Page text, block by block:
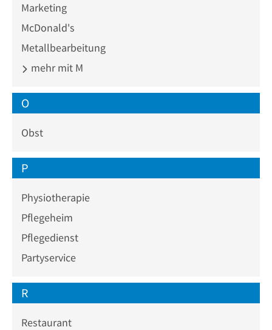
Marketing
McDonald's
Metallbearbeitung
mehr mit M
O
Obst
P
Physiotherapie
Pflegeheim
Pflegedienst
Partyservice
R
Restaurant